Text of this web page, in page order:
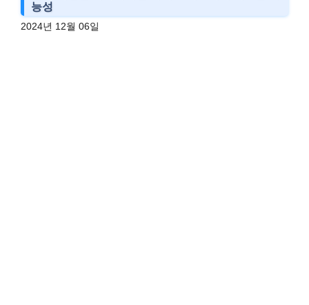
능성
2024년 12월 06일